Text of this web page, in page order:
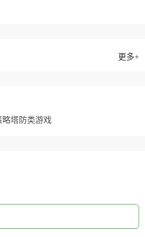
更多+
塔防类游戏